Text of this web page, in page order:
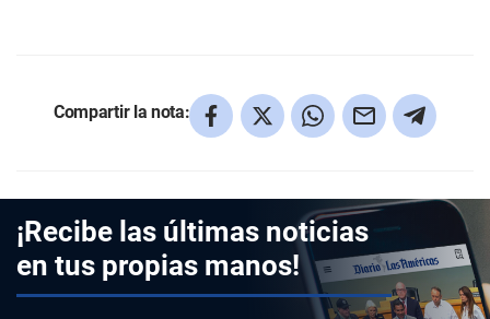
Compartir la nota:
¡Recibe las últimas noticias
en tus propias manos!